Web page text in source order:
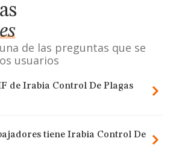
de las preguntas que se
usuarios
de Irabia Control De Plagas
tiene Irabia Control De